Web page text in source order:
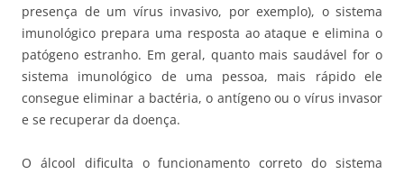
presença de um vírus invasivo, por exemplo), o sistema
imunológico prepara uma resposta ao ataque e elimina o
patógeno estranho. Em geral, quanto mais saudável for o
sistema imunológico de uma pessoa, mais rápido ele
consegue eliminar a bactéria, o antígeno ou o vírus invasor
e se recuperar da doença.
O álcool dificulta o funcionamento correto do sistema